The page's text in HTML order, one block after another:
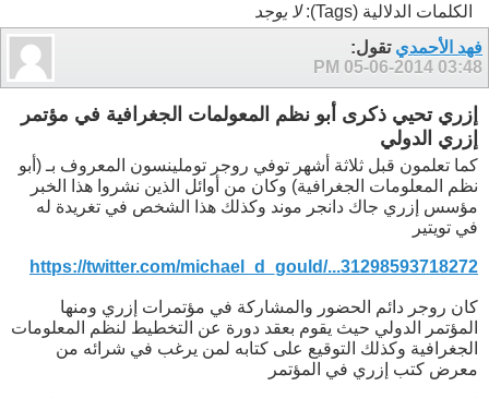
الكلمات الدلالية (Tags):
لا يوجد
فهد الأحمدي تقول:
05-06-2014 03:48 PM
إزري تحيي ذكرى أبو نظم المعولمات الجغرافية في مؤتمر
إزري الدولي
كما تعلمون قبل ثلاثة أشهر توفي روجر توملينسون المعروف بـ (أبو
نظم المعلومات الجغرافية) وكان من أوائل الذين نشروا هذا الخبر
مؤسس إزري جاك دانجر موند وكذلك هذا الشخص في تغريدة له
في تويتير
https://twitter.com/michael_d_gould/...31298593718272
كان روجر دائم الحضور والمشاركة في مؤتمرات إزري ومنها
المؤتمر الدولي حيث يقوم بعقد دورة عن التخطيط لنظم المعلومات
الجغرافية وكذلك التوقيع على كتابه لمن يرغب في شرائه من
معرض كتب إزري في المؤتمر